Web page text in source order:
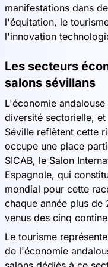
manifestations dans
l'équitation, le
l'innovation
Les secteurs
salons sévillans
L'économie
diversité sectorielle,
Séville reflètent cette
occupe une place
SICAB, le Salon
Espagnole, qui
mondial pour cette
chaque année plus
venus des cinq
Le tourisme
de l'économie